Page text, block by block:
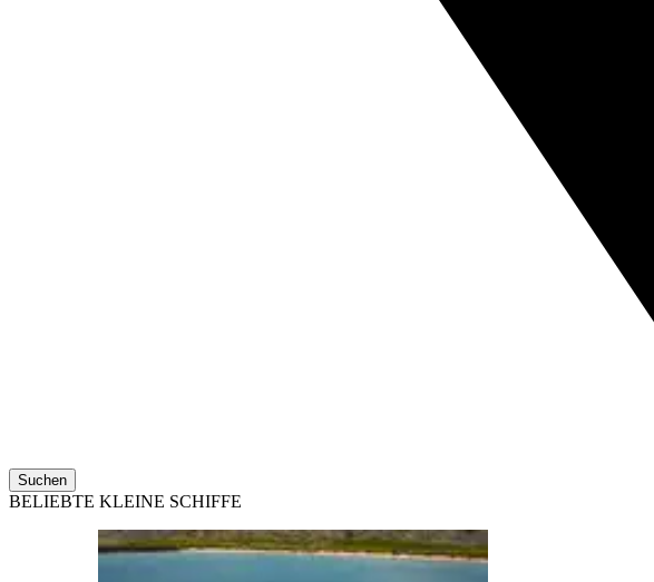
Suchen
BELIEBTE KLEINE SCHIFFE